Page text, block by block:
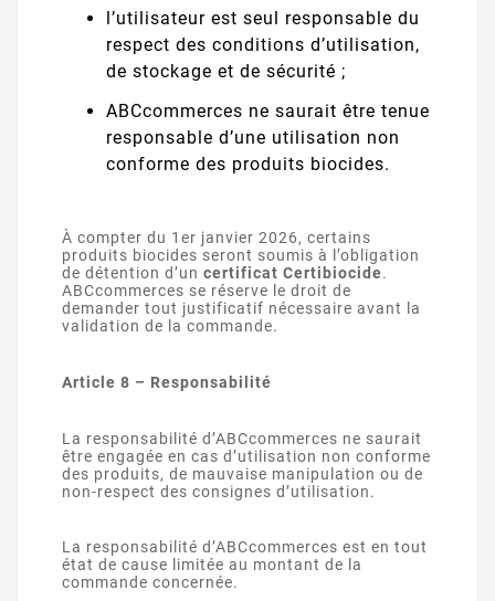
l’utilisateur est seul responsable du
respect des conditions d’utilisation,
de stockage et de sécurité ;
ABCcommerces ne saurait être tenue
responsable d’une utilisation non
conforme des produits biocides.
À compter du 1er janvier 2026, certains
produits biocides seront soumis à l’obligation
de détention d’un certificat Certibiocide.
ABCcommerces se réserve le droit de
demander tout justificatif nécessaire avant la
validation de la commande.
Article 8 – Responsabilité
La responsabilité d’ABCcommerces ne saurait
être engagée en cas d’utilisation non conforme
des produits, de mauvaise manipulation ou de
non-respect des consignes d’utilisation.
La responsabilité d’ABCcommerces est en tout
état de cause limitée au montant de la
commande concernée.